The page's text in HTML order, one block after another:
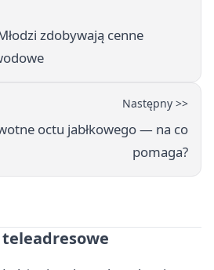
zdobywają cenne
Następny >>
octu jabłkowego — na co
pomaga?